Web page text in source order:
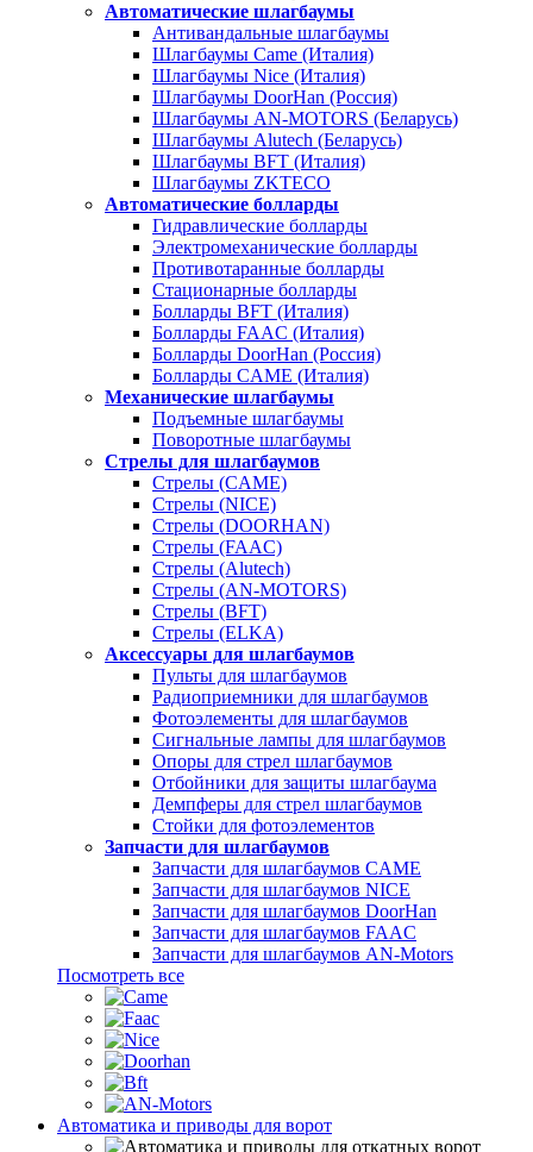
Автоматические шлагбаумы
Антивандальные шлагбаумы
Шлагбаумы Came (Италия)
Шлагбаумы Nice (Италия)
Шлагбаумы DoorHan (Россия)
Шлагбаумы AN-MOTORS (Беларусь)
Шлагбаумы Alutech (Беларусь)
Шлагбаумы BFT (Италия)
Шлагбаумы ZKTECO
Автоматические болларды
Гидравлические болларды
Электромеханические болларды
Противотаранные болларды
Стационарные болларды
Болларды BFT (Италия)
Болларды FAAC (Италия)
Болларды DoorHan (Россия)
Болларды CAME (Италия)
Механические шлагбаумы
Подъемные шлагбаумы
Поворотные шлагбаумы
Стрелы для шлагбаумов
Стрелы (CAME)
Стрелы (NICE)
Стрелы (DOORHAN)
Стрелы (FAAC)
Стрелы (Alutech)
Стрелы (AN-MOTORS)
Стрелы (BFT)
Стрелы (ELKA)
Аксессуары для шлагбаумов
Пульты для шлагбаумов
Радиоприемники для шлагбаумов
Фотоэлементы для шлагбаумов
Сигнальные лампы для шлагбаумов
Опоры для стрел шлагбаумов
Отбойники для защиты шлагбаума
Демпферы для стрел шлагбаумов
Стойки для фотоэлементов
Запчасти для шлагбаумов
Запчасти для шлагбаумов CAME
Запчасти для шлагбаумов NICE
Запчасти для шлагбаумов DoorHan
Запчасти для шлагбаумов FAAC
Запчасти для шлагбаумов AN-Motors
Посмотреть все
Автоматика и приводы для ворот